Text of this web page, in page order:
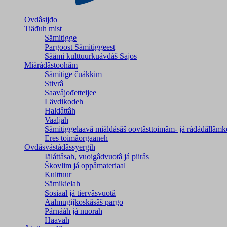
Ovdâsijđo
Tiäđuh mist
Sämitigge
Pargoost Sämitiggeest
Säämi kulttuurkuávdáš Sajos
Miärádâstoohâm
Sämitige čuákkim
Stivrâ
Saavâjođetteijee
Lävdikodeh
Haldâttâh
Vaaljah
Sämitiggelaavâ miäldásâš oovtâsttoimâm- já
Eres toimâorgaaneh
Ovdâsvástádâssyergih
Iäláttâsah, vuoigâdvuotâ já piirâs
Škovlim já oppâmateriaal
Kulttuur
Sämikielah
Sosiaal já tiervâsvuotâ
Aalmugijkoskâsâš pargo
Párnááh já nuorah
Haavah